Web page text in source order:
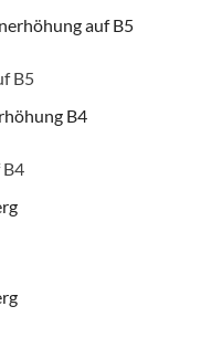
auf B5
B5
B4